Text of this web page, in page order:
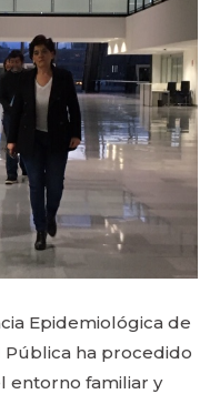
Epidemiológica de
Pública ha procedido
entorno familiar y